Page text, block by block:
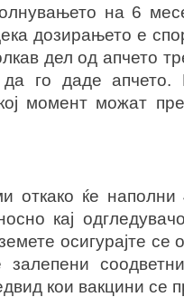
на 6
дозирањето е
дел од апчето
го даде апчето.
момент можат
откако ќе
кај
осигурајте се
кои вакцини се